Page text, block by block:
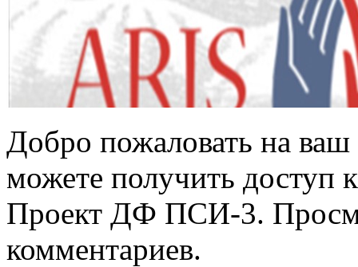
Добро пожаловать на
можете получить доступ
Проект ДФ ПСИ-3.
комментариев.